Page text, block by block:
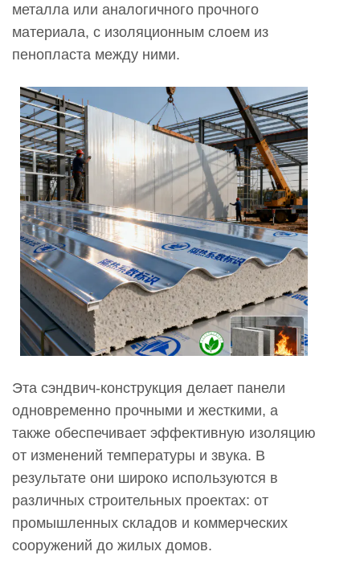
2
Почему
Сэндвич-
Полифен
Энергоэффективный?
3
Как
сэндвич-
панели
Polyphen
способствуют
ускорению
строительства?
4
Обеспечивают
ли
панели
Polyphen
хорошую
звукоизоляцию?
5
Являются
ли
сэндвич-
металла или аналогичного прочного
материала, с изоляционным слоем из
пенопласта между ними.
Эта сэндвич-конструкция делает панели
одновременно прочными и жесткими, а
также обеспечивает эффективную изоляцию
от изменений температуры и звука. В
результате они широко используются в
различных строительных проектах: от
промышленных складов и коммерческих
сооружений до жилых домов.